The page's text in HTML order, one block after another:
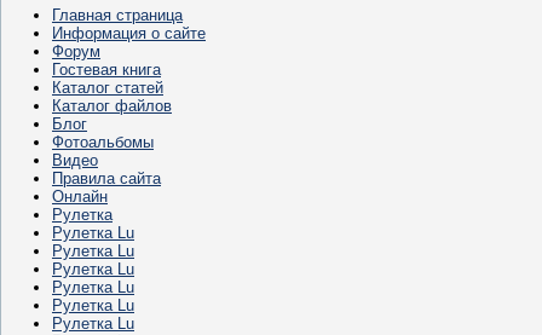
Главная страница
Информация о сайте
Форум
Гостевая книга
Каталог статей
Каталог файлов
Блог
Фотоальбомы
Видео
Правила сайта
Онлайн
Рулетка
Рулетка Lu
Рулетка Lu
Рулетка Lu
Рулетка Lu
Рулетка Lu
Рулетка Lu